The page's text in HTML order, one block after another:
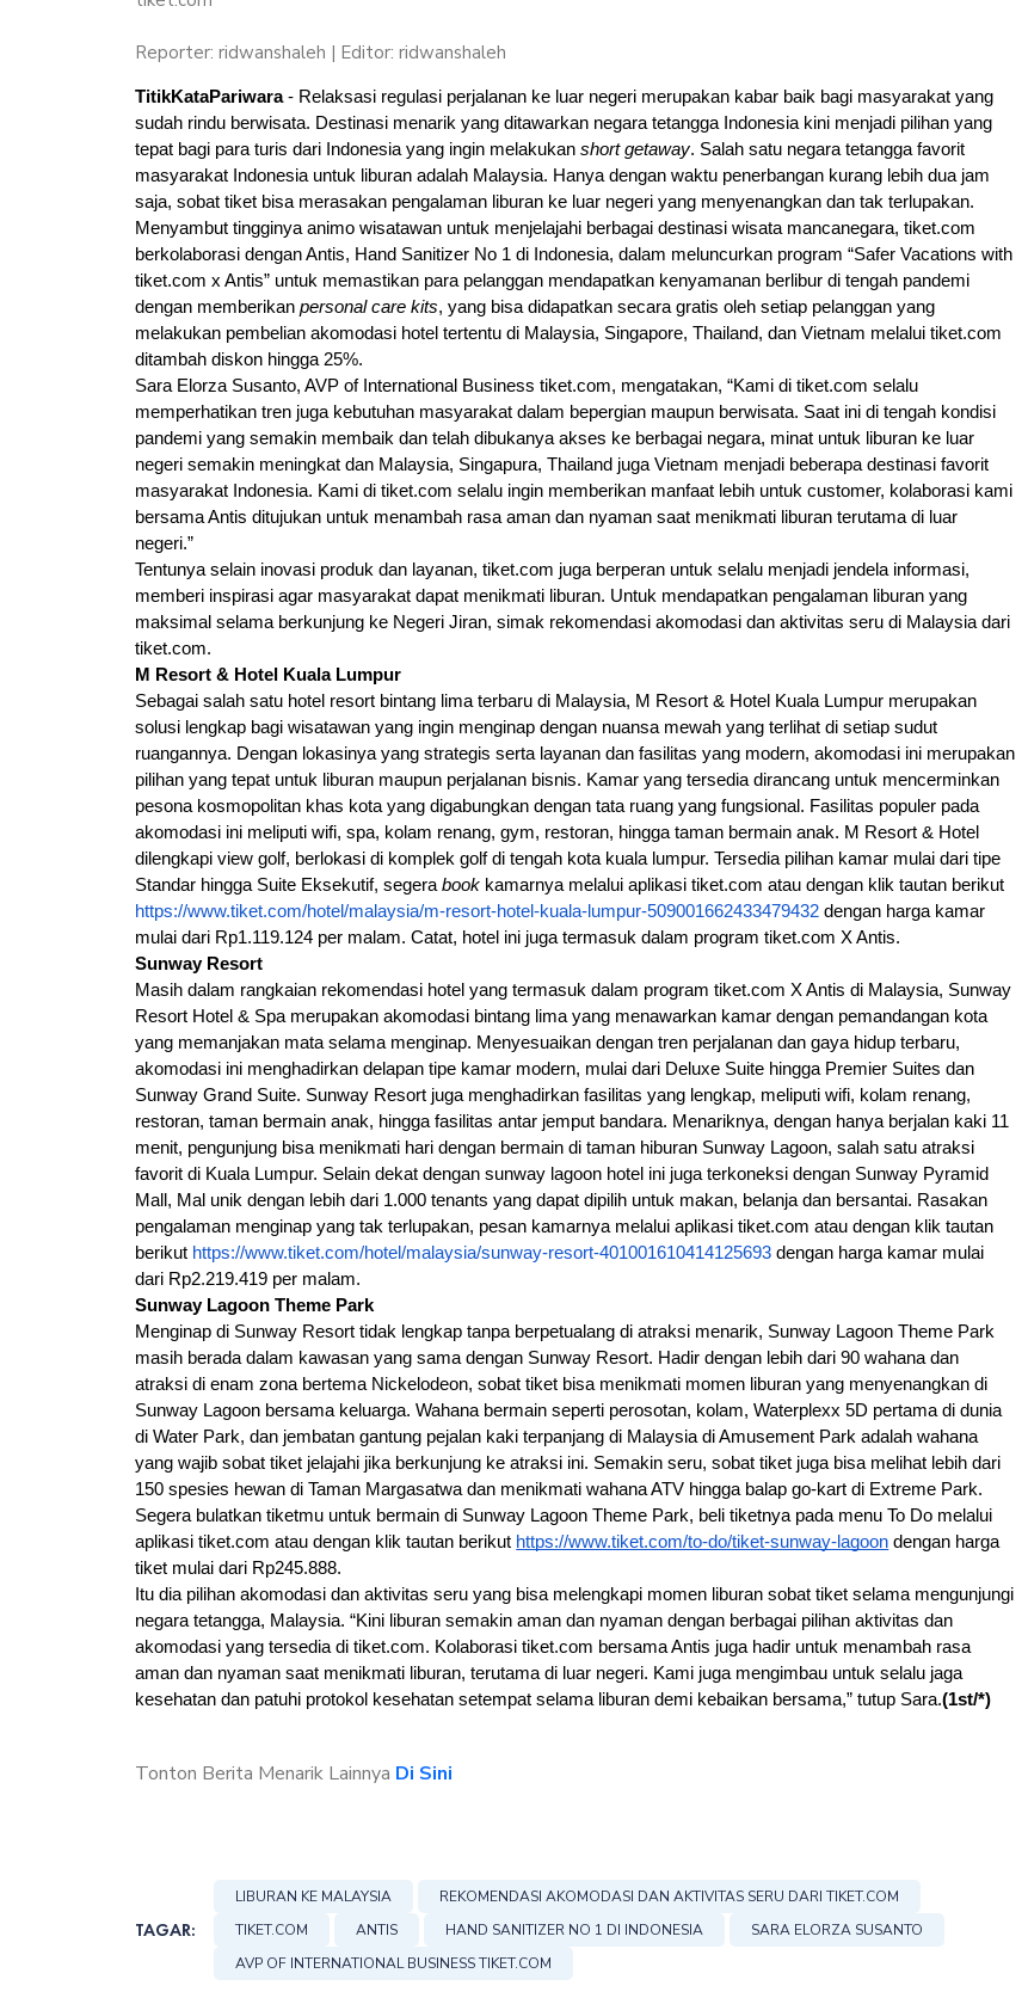
Reporter: ridwanshaleh | Editor: ridwanshaleh
TitikKataPariwara - Relaksasi regulasi perjalanan ke luar negeri merupakan kabar baik bagi masyarakat yang
sudah rindu berwisata. Destinasi menarik yang ditawarkan negara tetangga Indonesia kini menjadi pilihan yang
tepat bagi para turis dari Indonesia yang ingin melakukan short getaway. Salah satu negara tetangga favorit
masyarakat Indonesia untuk liburan adalah Malaysia. Hanya dengan waktu penerbangan kurang lebih dua jam
saja, sobat tiket bisa merasakan pengalaman liburan ke luar negeri yang menyenangkan dan tak terlupakan.
Menyambut tingginya animo wisatawan untuk menjelajahi berbagai destinasi wisata mancanegara, tiket.com
berkolaborasi dengan Antis, Hand Sanitizer No 1 di Indonesia, dalam meluncurkan program “Safer Vacations with
tiket.com x Antis” untuk memastikan para pelanggan mendapatkan kenyamanan berlibur di tengah pandemi
dengan memberikan personal care kits, yang bisa didapatkan secara gratis oleh setiap pelanggan yang
melakukan pembelian akomodasi hotel tertentu di Malaysia, Singapore, Thailand, dan Vietnam melalui tiket.com
ditambah diskon hingga 25%.
Sara Elorza Susanto, AVP of International Business tiket.com, mengatakan, “Kami di tiket.com selalu
memperhatikan tren juga kebutuhan masyarakat dalam bepergian maupun berwisata. Saat ini di tengah kondisi
pandemi yang semakin membaik dan telah dibukanya akses ke berbagai negara, minat untuk liburan ke luar
negeri semakin meningkat dan Malaysia, Singapura, Thailand juga Vietnam menjadi beberapa destinasi favorit
masyarakat Indonesia. Kami di tiket.com selalu ingin memberikan manfaat lebih untuk customer, kolaborasi kami
bersama Antis ditujukan untuk menambah rasa aman dan nyaman saat menikmati liburan terutama di luar
negeri.”
Tentunya selain inovasi produk dan layanan, tiket.com juga berperan untuk selalu menjadi jendela informasi,
memberi inspirasi agar masyarakat dapat menikmati liburan. Untuk mendapatkan pengalaman liburan yang
maksimal selama berkunjung ke Negeri Jiran, simak rekomendasi akomodasi dan aktivitas seru di Malaysia dari
tiket.com.
M Resort & Hotel Kuala Lumpur
Sebagai salah satu hotel resort bintang lima terbaru di Malaysia, M Resort & Hotel Kuala Lumpur merupakan
solusi lengkap bagi wisatawan yang ingin menginap dengan nuansa mewah yang terlihat di setiap sudut
ruangannya. Dengan lokasinya yang strategis serta layanan dan fasilitas yang modern, akomodasi ini merupakan
pilihan yang tepat untuk liburan maupun perjalanan bisnis. Kamar yang tersedia dirancang untuk mencerminkan
pesona kosmopolitan khas kota yang digabungkan dengan tata ruang yang fungsional. Fasilitas populer pada
akomodasi ini meliputi wifi, spa, kolam renang, gym, restoran, hingga taman bermain anak. M Resort & Hotel
dilengkapi view golf, berlokasi di komplek golf di tengah kota kuala lumpur. Tersedia pilihan kamar mulai dari tipe
Standar hingga Suite Eksekutif, segera book
https://www.tiket.com/hotel/malaysia/m-resort-hotel-kuala-lumpur-509001662433479432 dengan harga kamar
mulai dari Rp1.119.124 per malam. Catat, hotel ini juga termasuk dalam program tiket.com X Antis.
Sunway Resort
Masih dalam rangkaian rekomendasi hotel yang termasuk dalam program tiket.com X Antis di Malaysia, Sunway
Resort Hotel & Spa merupakan akomodasi bintang lima yang menawarkan kamar dengan pemandangan kota
yang memanjakan mata selama menginap. Menyesuaikan dengan tren perjalanan dan gaya hidup terbaru,
akomodasi ini menghadirkan delapan tipe kamar modern, mulai dari Deluxe Suite hingga Premier Suites dan
Sunway Grand Suite. Sunway Resort juga menghadirkan fasilitas yang lengkap, meliputi wifi, kolam renang,
restoran, taman bermain anak, hingga fasilitas antar jemput bandara. Menariknya, dengan hanya berjalan kaki 11
menit, pengunjung bisa menikmati hari dengan bermain di taman hiburan Sunway Lagoon, salah satu atraksi
favorit di Kuala Lumpur. Selain dekat dengan sunway lagoon hotel ini juga terkoneksi dengan Sunway Pyramid
Mall, Mal unik dengan lebih dari 1.000 tenants yang dapat dipilih untuk makan, belanja dan bersantai. Rasakan
pengalaman menginap yang tak terlupakan, pesan kamarnya melalui aplikasi tiket.com atau dengan klik tautan
berikut https://www.tiket.com/hotel/malaysia/sunway-resort-401001610414125693 dengan harga kamar mulai
dari Rp2.219.419 per malam.
Sunway Lagoon Theme Park
Menginap di Sunway Resort tidak lengkap tanpa berpetualang di atraksi menarik, Sunway Lagoon Theme Park
masih berada dalam kawasan yang sama dengan Sunway Resort. Hadir dengan lebih dari 90 wahana dan
atraksi di enam zona bertema Nickelodeon, sobat tiket bisa menikmati momen liburan yang menyenangkan di
Sunway Lagoon bersama keluarga. Wahana bermain seperti perosotan, kolam, Waterplexx 5D pertama di dunia
di Water Park, dan jembatan gantung pejalan kaki terpanjang di Malaysia di Amusement Park adalah wahana
yang wajib sobat tiket jelajahi jika berkunjung ke atraksi ini. Semakin seru, sobat tiket juga bisa melihat lebih dari
150 spesies hewan di Taman Margasatwa dan menikmati wahana ATV hingga balap go-kart di Extreme Park.
Segera bulatkan tiketmu untuk bermain di Sunway Lagoon Theme Park, beli tiketnya pada menu To Do melalui
aplikasi tiket.com atau dengan klik tautan berikut https://www.tiket.com/to-do/tiket-sunway-lagoon dengan harga
tiket mulai dari Rp245.888.
Itu dia pilihan akomodasi dan aktivitas seru yang bisa melengkapi momen liburan sobat tiket selama mengunjungi
negara tetangga, Malaysia. “Kini liburan semakin aman dan nyaman dengan berbagai pilihan aktivitas dan
akomodasi yang tersedia di tiket.com. Kolaborasi tiket.com bersama Antis juga hadir untuk menambah rasa
aman dan nyaman saat menikmati liburan, terutama di luar negeri. Kami juga mengimbau untuk selalu jaga
kesehatan dan patuhi protokol kesehatan setempat selama liburan demi kebaikan bersama,” tutup Sara.(1st/*)
Tonton Berita Menarik Lainnya Di Sini
TAGAR:
LIBURAN KE MALAYSIA
REKOMENDASI AKOMODASI DAN AKTIVITAS SERU DARI TIKET.COM
TIKET.COM
ANTIS HAND SANITIZER NO 1 DI INDONESIA
SARA ELORZA SUSANTO
AVP OF INTERNATIONAL BUSINESS TIKET.COM